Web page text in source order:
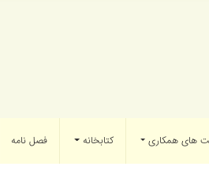
های همکاری کتابخانه فصل نامه